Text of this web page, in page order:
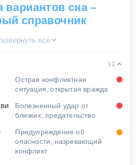
вариантов сна –
справочник
все
11
Острая конфликтная
ситуация, открытая вражда
Болезненный удар от
близких, предательство
Предупреждение об
опасности, назревающий
конфликт